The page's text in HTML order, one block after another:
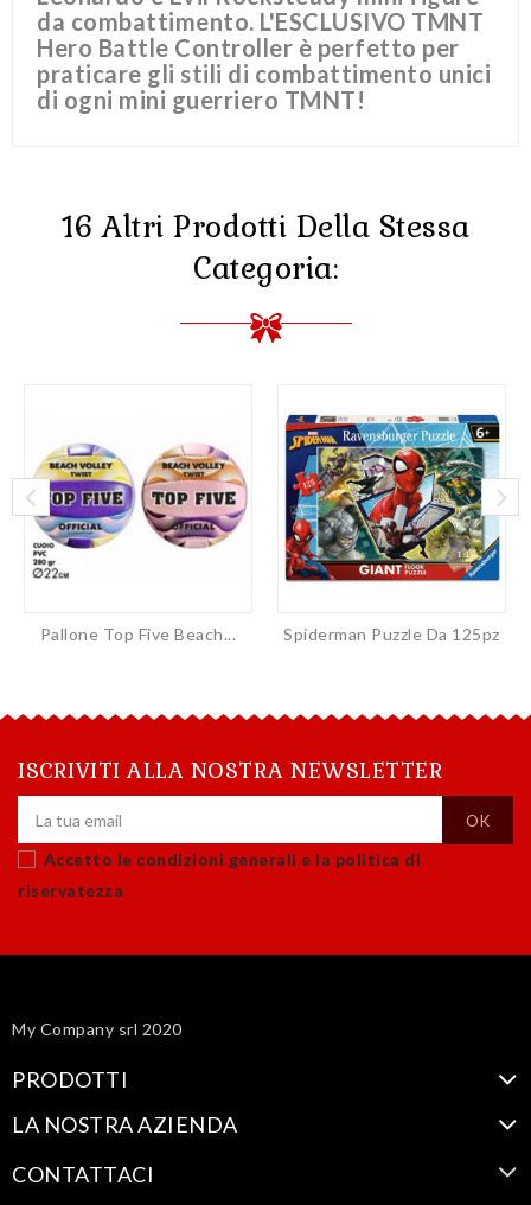
da combattimento. L'ESCLUSIVO TMNT
Hero Battle Controller è perfetto per
praticare gli stili di combattimento unici
di ogni mini guerriero TMNT!
16 Altri Prodotti Della Stessa
Categoria:
Pallone Top Five Beach... Spiderman Puzzle Da 125pz
ISCRIVITI ALLA NOSTRA NEWSLETTER
Accetto le condizioni generali e la politica di
riservatezza
My Company srl 2020
PRODOTTI
LA NOSTRA AZIENDA
CONTATTACI